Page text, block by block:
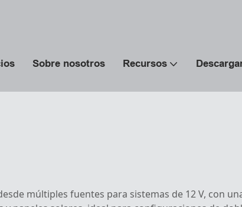
Sobre nosotros Recursos
múltiples fuentes para sistemas de 12 V, con